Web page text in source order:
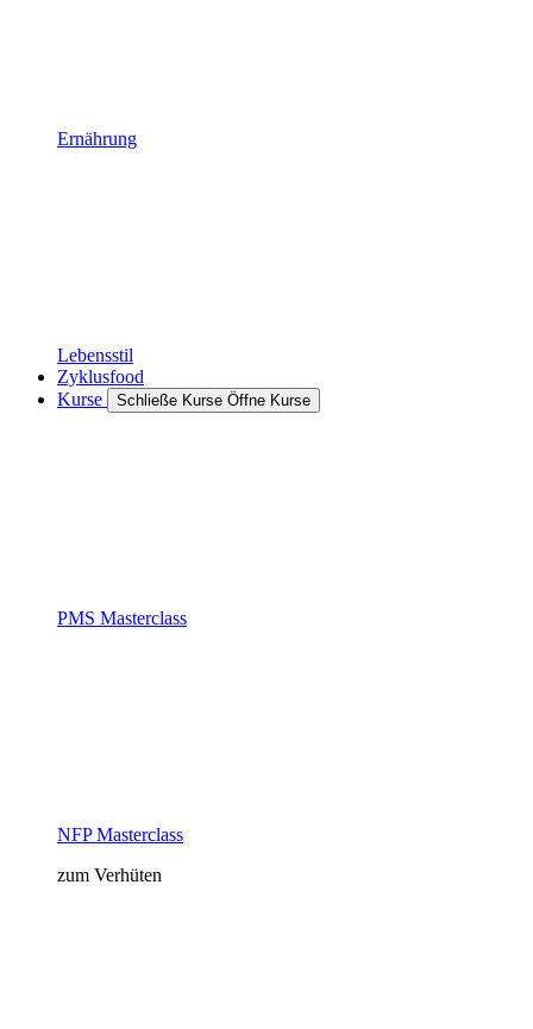
Ernährung
Lebensstil
Zyklusfood
Kurse
Schließe Kurse Öffne Kurse
PMS Masterclass
NFP Masterclass
zum Verhüten